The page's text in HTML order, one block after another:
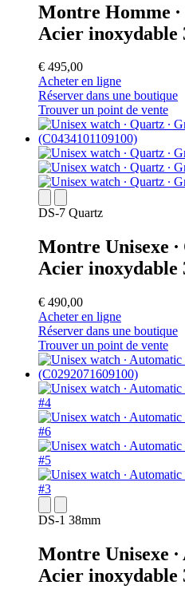
Montre Homme ∙
Acier inoxydable
€ 495,00
Acheter en ligne
Réserver dans une boutique
Trouver un point de vente
DS-7 Quartz
Montre Unisexe ∙
Acier inoxydable
€ 490,00
Acheter en ligne
Réserver dans une boutique
Trouver un point de vente
DS-1 38mm
Montre Unisexe ∙
Acier inoxydable